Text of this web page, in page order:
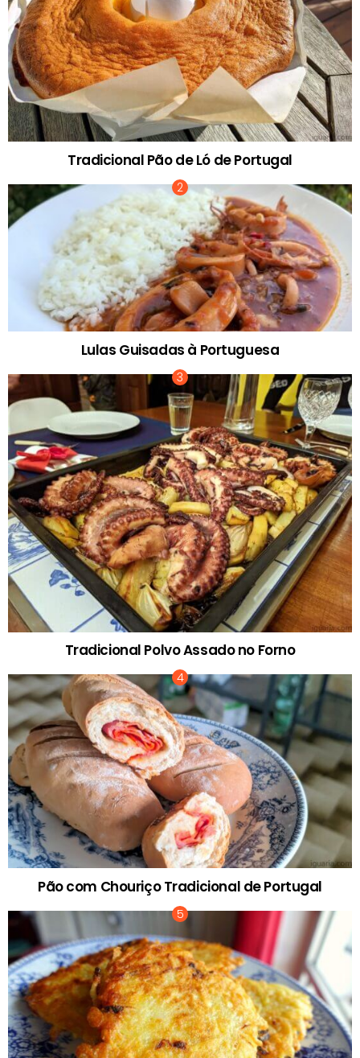
Tradicional Pão de Ló de Portugal
Lulas Guisadas à Portuguesa
Tradicional Polvo Assado no Forno
Pão com Chouriço Tradicional de Portugal